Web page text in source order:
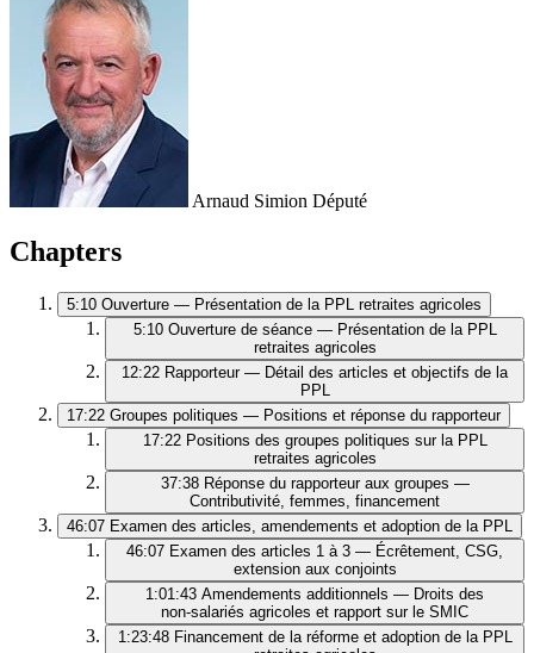
Arnaud Simion Député
Chapters
5:10 Ouverture — Présentation de la PPL retraites agricoles
5:10 Ouverture de séance — Présentation de la PPL
retraites agricoles
12:22 Rapporteur — Détail des articles et objectifs de la
PPL
17:22 Groupes politiques — Positions et réponse du rapporteur
17:22 Positions des groupes politiques sur la PPL
retraites agricoles
37:38 Réponse du rapporteur aux groupes —
Contributivité, femmes, financement
46:07 Examen des articles, amendements et adoption de la PPL
46:07 Examen des articles 1 à 3 — Écrêtement, CSG,
extension aux conjoints
1:01:43 Amendements additionnels — Droits des
non‑salariés agricoles et rapport sur le SMIC
1:23:48 Financement de la réforme et adoption de la PPL